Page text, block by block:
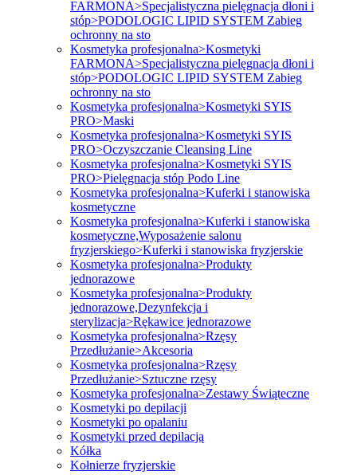
FARMONA>Specjalistyczna pielęgnacja dłoni i
stóp>PODOLOGIC LIPID SYSTEM Zabieg
ochronny na sto
Kosmetyka profesjonalna>Kosmetyki
FARMONA>Specjalistyczna pielęgnacja dłoni i
stóp>PODOLOGIC LIPID SYSTEM Zabieg
ochronny na sto
Kosmetyka profesjonalna>Kosmetyki SYIS
PRO>Maski
Kosmetyka profesjonalna>Kosmetyki SYIS
PRO>Oczyszczanie Cleansing Line
Kosmetyka profesjonalna>Kosmetyki SYIS
PRO>Pielęgnacja stóp Podo Line
Kosmetyka profesjonalna>Kuferki i stanowiska
kosmetyczne
Kosmetyka profesjonalna>Kuferki i stanowiska
kosmetyczne,Wyposażenie salonu
fryzjerskiego>Kuferki i stanowiska fryzjerskie
Kosmetyka profesjonalna>Produkty
jednorazowe
Kosmetyka profesjonalna>Produkty
jednorazowe,Dezynfekcja i
sterylizacja>Rękawice jednorazowe
Kosmetyka profesjonalna>Rzęsy
Przedłużanie>Akcesoria
Kosmetyka profesjonalna>Rzęsy
Przedłużanie>Sztuczne rzęsy
Kosmetyka profesjonalna>Zestawy Świąteczne
Kosmetyki po depilacji
Kosmetyki po opalaniu
Kosmetyki przed depilacją
Kółka
Kołnierze fryzjerskie